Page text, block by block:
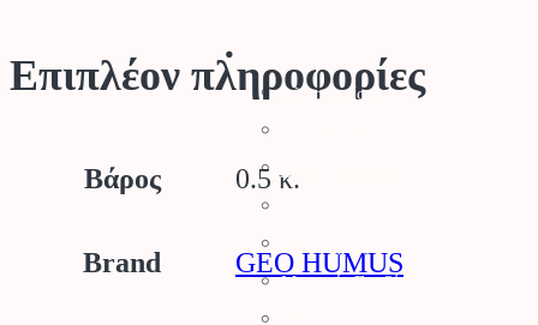
Επιπλέον πληροφορίες
Βάρος 0.5 κ.
Brand GEO HUMUS
Αλυσοπρίονα
Μηχανές Γκαζόν